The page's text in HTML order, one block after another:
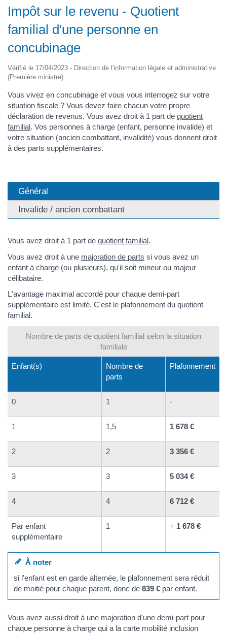
Impôt sur le revenu - Quotient
familial d'une personne en
concubinage
Vérifié le 17/04/2023 - Direction de l'information légale et administrative
(Première ministre)
Vous vivez en concubinage et vous vous interrogez sur votre
situation fiscale ? Vous devez faire chacun votre propre
déclaration de revenus. Vous avez droit à 1 part de quotient
familial. Vos personnes à charge (enfant, personne invalide) et
votre situation (ancien combattant, invalidité) vous donnent droit
à des parts supplémentaires.
Général
Invalide / ancien combattant
Vous avez droit à 1 part de quotient familial.
Vous avez droit à une majoration de parts si vous avez un
enfant à charge (ou plusieurs), qu'il soit mineur ou majeur
célibataire.
L'avantage maximal accordé pour chaque demi-part
supplémentaire est limité. C'est le plafonnement du quotient
familial.
Nombre de parts de quotient familial selon la situation
familiale
Enfant(s)
Nombre de
parts
Plafonnement
0 1 -
1 1,5 1 678 €
2 2 3 356 €
3 3 5 034 €
4 4 6 712 €
Par enfant
supplémentaire
1 + 1 678 €
À noter
si l'enfant est en garde alternée, le plafonnement sera réduit
de moitié pour chaque parent, donc de839 € par enfant.
Vous avez aussi droit à une majoration d'une demi-part pour
chaque personne à charge qui a la carte mobilité inclusion